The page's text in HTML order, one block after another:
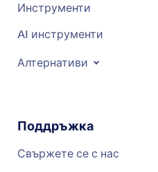
Инструменти
AI инструменти
Алтернативи
Поддръжка
Свържете се с нас